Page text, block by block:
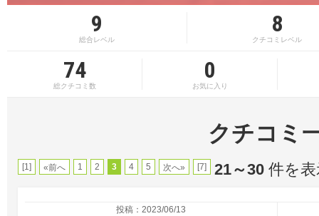
9
総合レベル
8
クチコミレベル
74
総クチコミ数
0
お気に入り
クチコミ
[1] «前へ 1 2 3 4 5 次へ» [7] 21～30 件を
投稿：2023/06/13